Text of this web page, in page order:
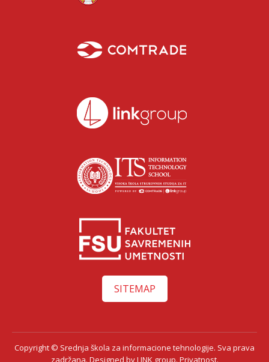
SITEMAP
Copyright © Srednja škola za informacione tehnologije. Sva prava